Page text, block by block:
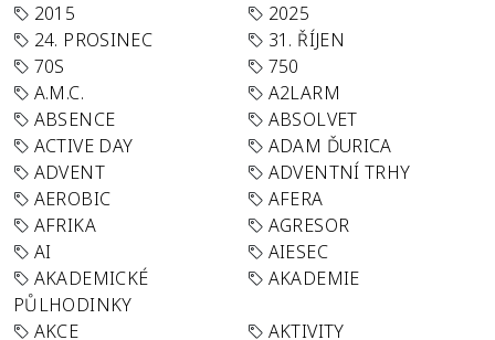
2015
2025
24. PROSINEC
31. ŘÍJEN
70S
750
A.M.C.
A2LARM
ABSENCE
ABSOLVET
ACTIVE DAY
ADAM ĎURICA
ADVENT
ADVENTNÍ TRHY
AEROBIC
AFERA
AFRIKA
AGRESOR
AI
AIESEC
AKADEMICKÉ
PŮLHODINKY
AKADEMIE
AKCE
AKTIVITY